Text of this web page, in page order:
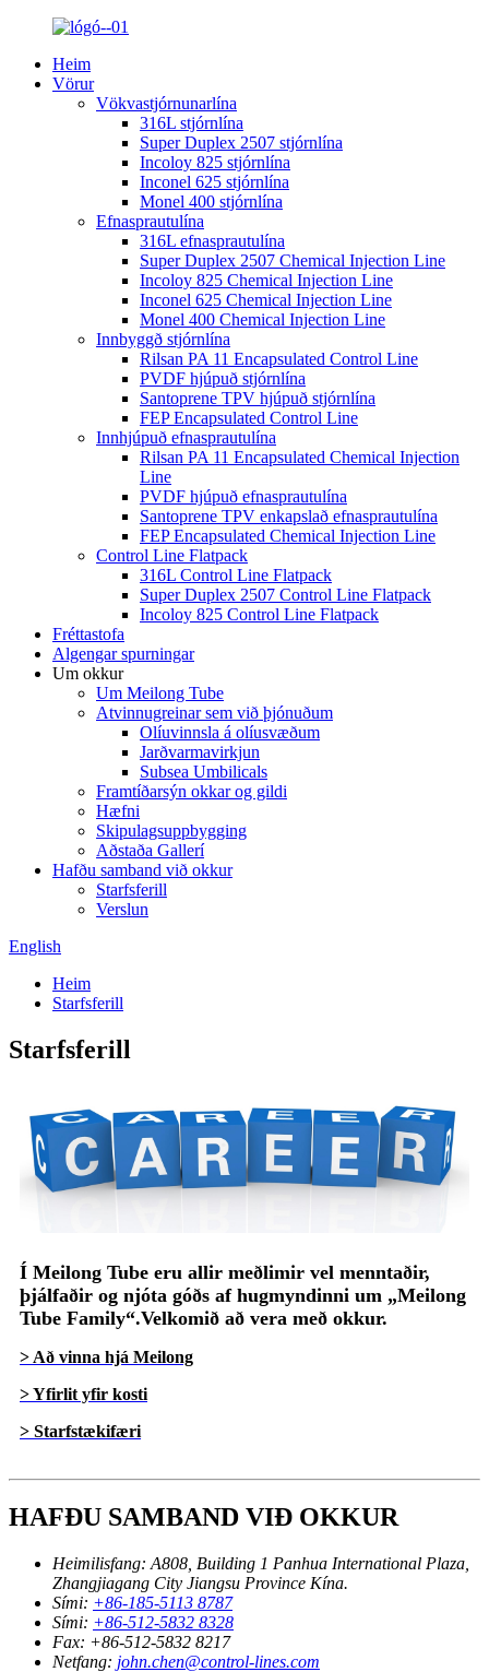
Heim
Vörur
Vökvastjórnunarlína
316L stjórnlína
Super Duplex 2507 stjórnlína
Incoloy 825 stjórnlína
Inconel 625 stjórnlína
Monel 400 stjórnlína
Efnasprautulína
316L efnasprautulína
Super Duplex 2507 Chemical Injection Line
Incoloy 825 Chemical Injection Line
Inconel 625 Chemical Injection Line
Monel 400 Chemical Injection Line
Innbyggð stjórnlína
Rilsan PA 11 Encapsulated Control Line
PVDF hjúpuð stjórnlína
Santoprene TPV hjúpuð stjórnlína
FEP Encapsulated Control Line
Innhjúpuð efnasprautulína
Rilsan PA 11 Encapsulated Chemical Injection
Line
PVDF hjúpuð efnasprautulína
Santoprene TPV enkapslað efnasprautulína
FEP Encapsulated Chemical Injection Line
Control Line Flatpack
316L Control Line Flatpack
Super Duplex 2507 Control Line Flatpack
Incoloy 825 Control Line Flatpack
Fréttastofa
Algengar spurningar
Um okkur
Um Meilong Tube
Atvinnugreinar sem við þjónuðum
Olíuvinnsla á olíusvæðum
Jarðvarmavirkjun
Subsea Umbilicals
Framtíðarsýn okkar og gildi
Hæfni
Skipulagsuppbygging
Aðstaða Gallerí
Hafðu samband við okkur
Starfsferill
Verslun
English
Heim
Starfsferill
Starfsferill
Í Meilong Tube eru allir meðlimir vel menntaðir,
þjálfaðir og njóta góðs af hugmyndinni um „Meilong
Tube Family“.Velkomið að vera með okkur.
> Að vinna hjá Meilong
> Yfirlit yfir kosti
> Starfstækifæri
HAFÐU SAMBAND VIÐ OKKUR
Heimilisfang: A808, Building 1 Panhua International Plaza,
Zhangjiagang City Jiangsu Province Kína.
Sími: +86-185-5113 8787
Sími: +86-512-5832 8328
Fax: +86-512-5832 8217
Netfang: john.chen@control-lines.com